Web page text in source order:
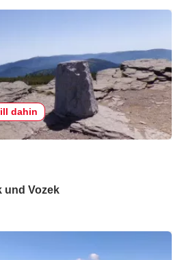
dahin
und Vozek